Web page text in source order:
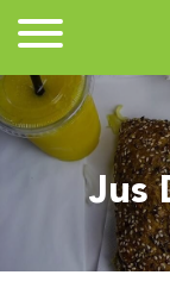
Jus